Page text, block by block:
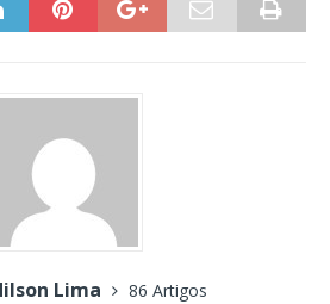
Lima
86 Artigos